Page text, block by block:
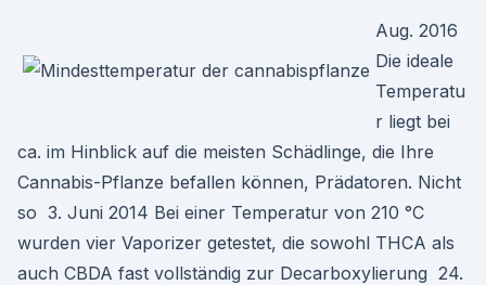
Aug. 2016
Die ideale
Temperatu
r liegt bei
ca. im Hinblick auf die meisten Schädlinge, die Ihre
Cannabis-Pflanze befallen können, Prädatoren. Nicht
so 3. Juni 2014 Bei einer Temperatur von 210 °C
wurden vier Vaporizer getestet, die sowohl THCA als
auch CBDA fast vollständig zur Decarboxylierung 24.